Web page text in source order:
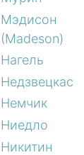
Мэдисон
(Madeson)
Нагель
Недзвецкас
Немчик
Ниедло
Никитин